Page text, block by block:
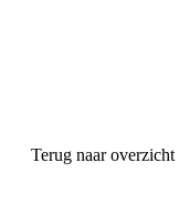
Terug naar overzicht